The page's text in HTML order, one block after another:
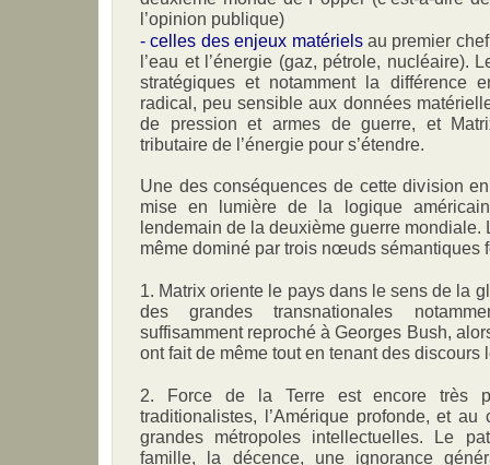
l’opinion publique)
- celles des enjeux matérielsau premier
l’eau et l’énergie (gaz, pétrole, nucléaire).
stratégiques et notamment la différence
radical, peu sensible aux données
de pression et armes de guerre, et
tributaire de l’énergie pour s’étendre.
Une des conséquences de cette division
mise en lumière de la logique
lendemain de la deuxième guerre mondiale.
même dominé par trois nœuds sémantiques
1. Matrix oriente le pays dans le sens de la
des grandes transnationales
suffisamment reproché à Georges Bush,
ont fait de même tout en tenant des discours
2. Force de la Terre est encore très
traditionalistes, l’Amérique profonde, et
grandes métropoles intellectuelles. Le
famille, la décence, une ignorance